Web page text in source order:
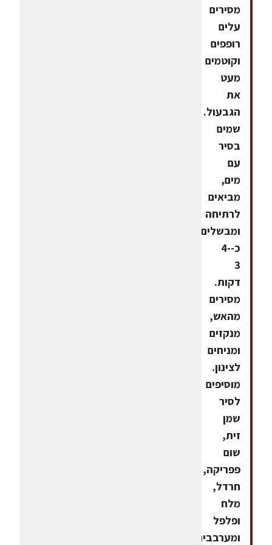
מסירים
עלים
רופפים
וקוטמים
מעט
את
הגבעול.
שמים
בסיר
עם
מים,
מביאים
לרתיחה
ומבשלים
כ-4-
3
דקות.
מסירים
מהאש,
מנקזים
ומניחים
לצינון.
מוסיפים
לסיר
שמן
זית,
שום
פפריקה,
חרדל,
מלח
ופלפל
ומערבבים.